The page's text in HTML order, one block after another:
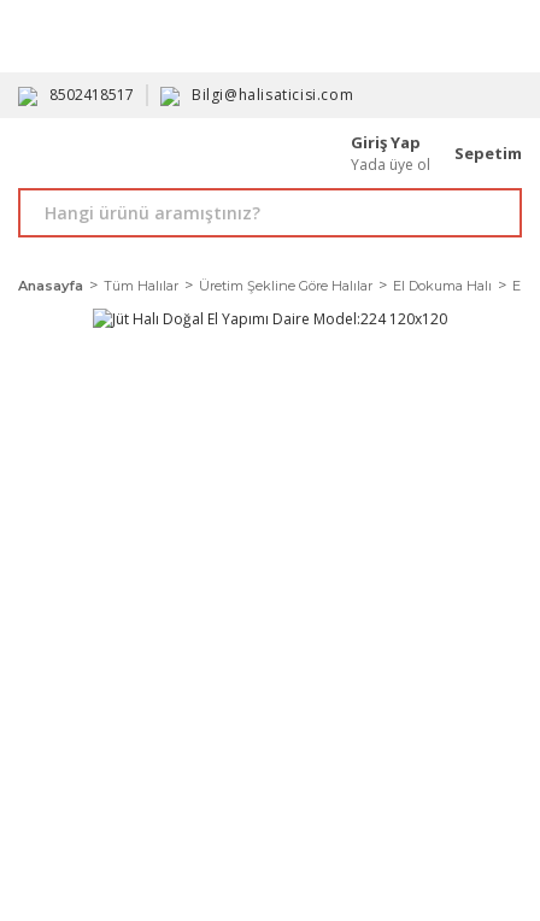
8502418517 Bilgi@halisaticisi.com
Giriş Yap
Yada üye ol
Sepetim
Anasayfa Tüm Halılar Üretim Şekline Göre Halılar El Dokuma Halı El